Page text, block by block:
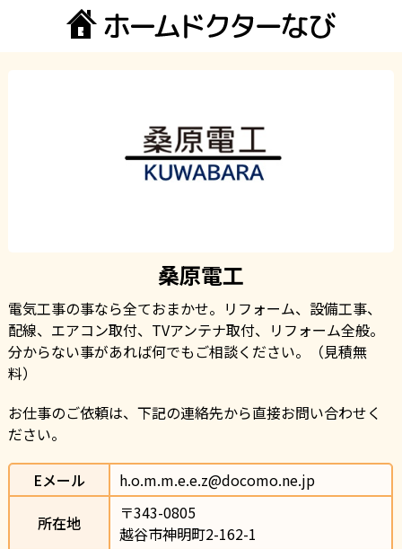
桑原電工
電気工事の事なら全ておまかせ。リフォーム、設備工事、
配線、エアコン取付、TVアンテナ取付、リフォーム全般。
分からない事があれば何でもご相談ください。（見積無
料）
お仕事のご依頼は、下記の連絡先から直接お問い合わせく
ださい。
Eメール
h.o.m.m.e.e.z@docomo.ne.jp
所在地
〒343-0805
越谷市神明町2-162-1